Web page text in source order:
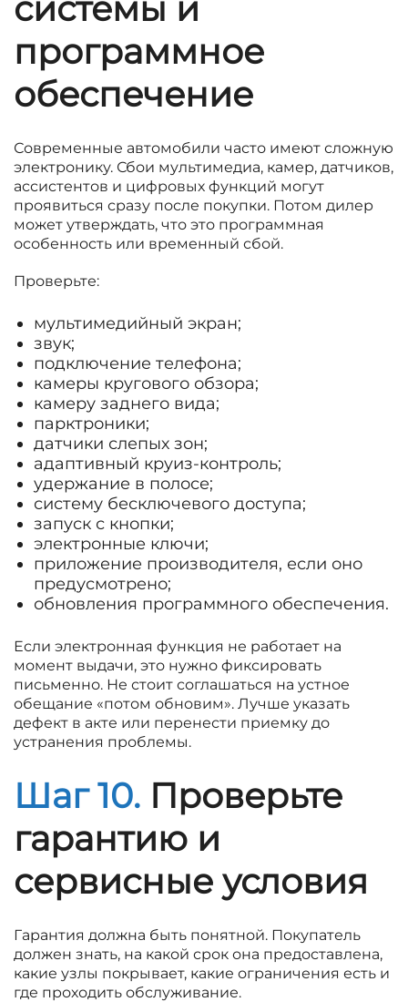
системы и
программное
обеспечение
Современные автомобили часто имеют сложную
электронику. Сбои мультимедиа, камер, датчиков,
ассистентов и цифровых функций могут
проявиться сразу после покупки. Потом дилер
может утверждать, что это программная
особенность или временный сбой.
Проверьте:
мультимедийный экран;
звук;
подключение телефона;
камеры кругового обзора;
камеру заднего вида;
парктроники;
датчики слепых зон;
адаптивный круиз-контроль;
удержание в полосе;
систему бесключевого доступа;
запуск с кнопки;
электронные ключи;
приложение производителя, если оно
предусмотрено;
обновления программного обеспечения.
Если электронная функция не работает на
момент выдачи, это нужно фиксировать
письменно. Не стоит соглашаться на устное
обещание «потом обновим». Лучше указать
дефект в акте или перенести приемку до
устранения проблемы.
Шаг 10. Проверьте
гарантию и
сервисные условия
Гарантия должна быть понятной. Покупатель
должен знать, на какой срок она предоставлена,
какие узлы покрывает, какие ограничения есть и
где проходить обслуживание.